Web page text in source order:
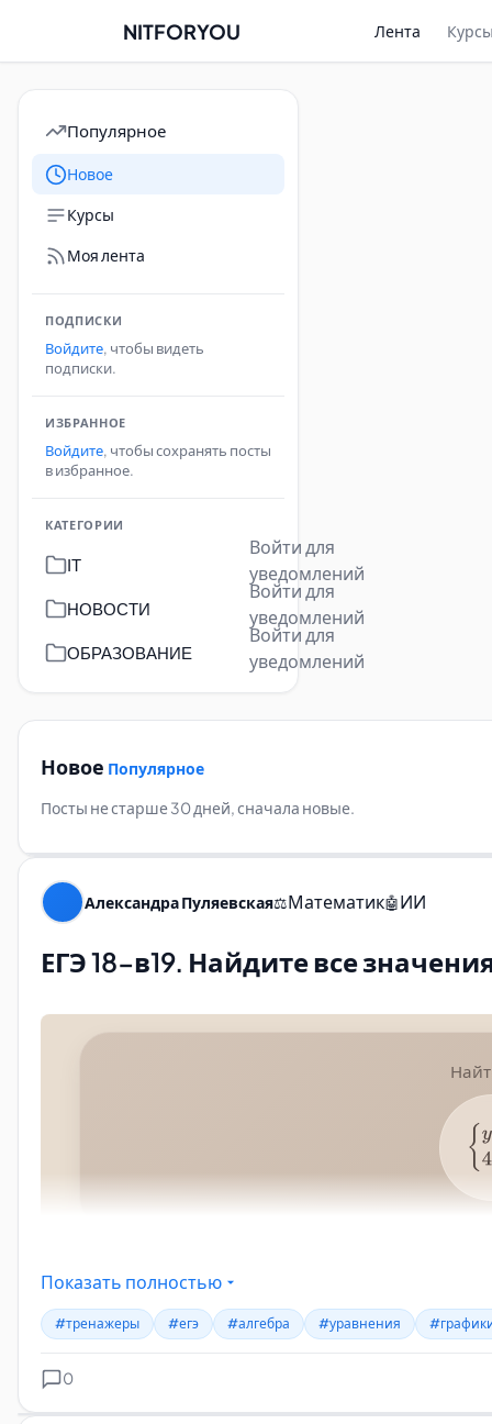
NITFORYOU Лента
Популярное
Новое
Курсы
Моя лента
ПОДПИСКИ
Войдите, чтобы видеть
подписки.
ИЗБРАННОЕ
Войдите, чтобы сохранять посты
в избранное.
КАТЕГОРИИ
IT
Войти для
уведомлений
НОВОСТИ
Войти для
уведомлений
ОБРАЗОВАНИЕ
Войти для
уведомлений
Новое Популярное
Посты не старше 30 дней, сначала новые.
Александра Пуляевская⚖️Математик🤖ИИ
ЕГЭ 18-в19. Найдите все
Показать полностью
#тренажеры #егэ #алгебра #уравнения
0